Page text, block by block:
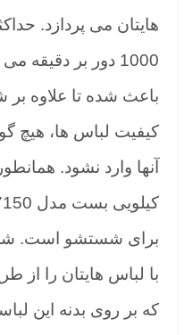
هایتان می پردازد.
1000 دور بر
باعث شده تا علاوه
کیفیت لباس ها، هیچ
برای شستشو است.
با لباس هایتان را از
که بر روی بدنه این